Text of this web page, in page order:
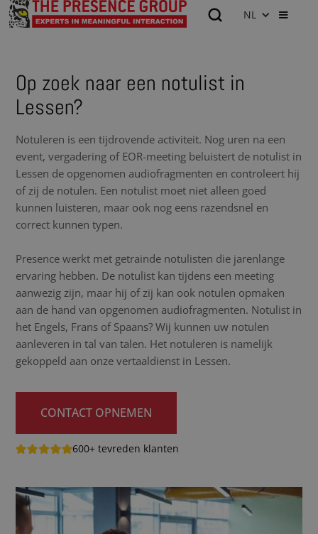
NL
Op zoek naar een notulist in
Lessen?
Notuleren is een tijdrovende activiteit. Nog uren na een
event, vergadering of EOR-meeting beluistert de notulist in
Lessen de opgenomen audiofragmenten en controleert hij
of zij de notulen. Een notulist moet niet alleen goed
kunnen luisteren, maar ook nog eens razendsnel en
correct kunnen typen.
Presence werkt met getrainde notulisten die jarenlange
ervaring hebben. De notulist kan tijdens een meeting
aanwezig zijn, maar hij of zij kan ook notulen opmaken
aan de hand van opgenomen audiofragmenten. Notulist in
het Engels, Frans of Spaans? Wij kunnen uw notulen
aanleveren in tal van talen. Het notuleren is namelijk
gekoppeld aan onze vertaaldienst in Lessen.
CONTACT OPNEMEN
600+ tevreden klanten